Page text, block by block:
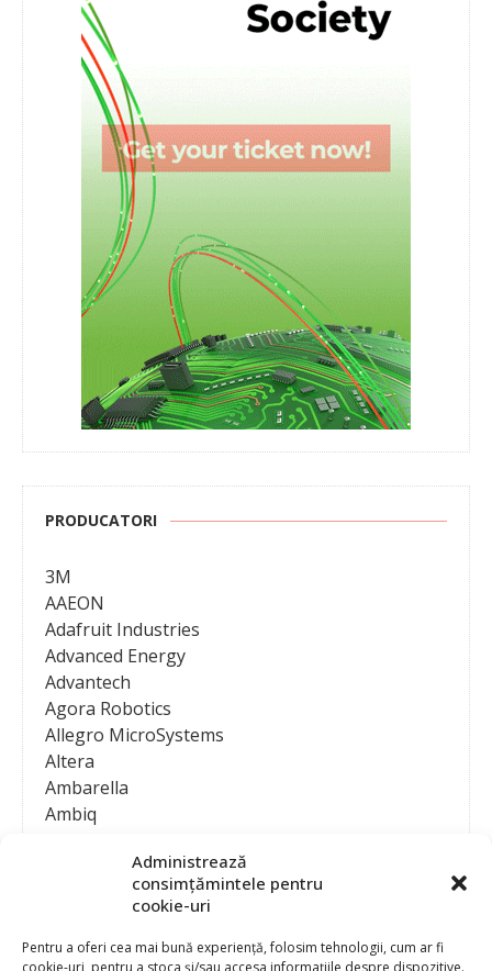
Administrează
consimțămintele pentru
cookie-uri
Pentru a oferi cea mai bună experiență, folosim tehnologii, cum ar fi
cookie-uri, pentru a stoca și/sau accesa informațiile despre dispozitive.
PRODUCATORI
3M
AAEON
Adafruit Industries
Advanced Energy
Advantech
Agora Robotics
Allegro MicroSystems
Altera
Ambarella
Ambiq
Analog Devices
Anritsu Corporation
Ansys